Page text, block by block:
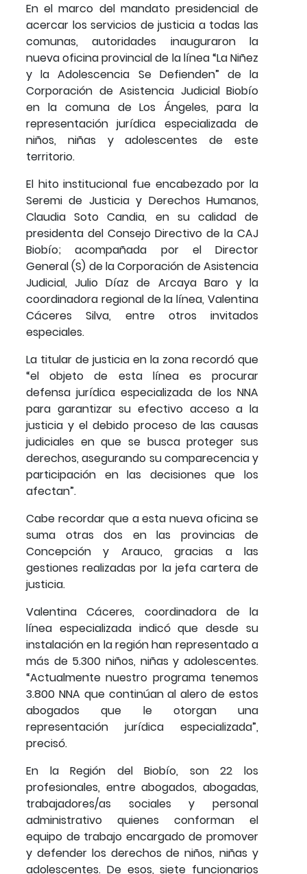
En el marco del mandato presidencial de
acercar los servicios de justicia a todas las
comunas, autoridades inauguraron la
nueva oficina provincial de la línea “La Niñez
y la Adolescencia Se Defienden” de la
Corporación de Asistencia Judicial Biobío
en la comuna de Los Ángeles, para la
representación jurídica especializada de
niños, niñas y adolescentes de este
territorio.
El hito institucional fue encabezado por la
Seremi de Justicia y Derechos Humanos,
Claudia Soto Candia, en su calidad de
presidenta del Consejo Directivo de la CAJ
Biobío; acompañada por el Director
General (S) de la Corporación de Asistencia
Judicial, Julio Díaz de Arcaya Baro y la
coordinadora regional de la línea, Valentina
Cáceres Silva, entre otros invitados
especiales.
La titular de justicia en la zona recordó que
“el objeto de esta línea es procurar
defensa jurídica especializada de los NNA
para garantizar su efectivo acceso a la
justicia y el debido proceso de las causas
judiciales en que se busca proteger sus
derechos, asegurando su comparecencia y
participación en las decisiones que los
afectan”.
Cabe recordar que a esta nueva oficina se
suma otras dos en las provincias de
Concepción y Arauco, gracias a las
gestiones realizadas por la jefa cartera de
justicia.
Valentina Cáceres, coordinadora de la
línea especializada indicó que desde su
instalación en la región han representado a
más de 5.300 niños, niñas y adolescentes.
“Actualmente nuestro programa tenemos
3.800 NNA que continúan al alero de estos
abogados que le otorgan una
representación jurídica especializada”,
precisó.
En la Región del Biobío, son 22 los
profesionales, entre abogados, abogadas,
trabajadores/as sociales y personal
administrativo quienes conforman el
equipo de trabajo encargado de promover
y defender los derechos de niños, niñas y
adolescentes. De esos, siete funcionarios